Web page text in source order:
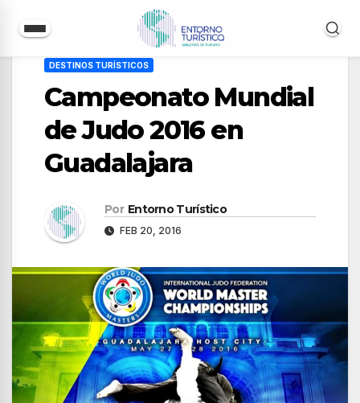
contenido
DESTINOS TURÍSTICOS
Campeonato Mundial
de Judo 2016 en
Guadalajara
Por Entorno Turístico
FEB 20, 2016